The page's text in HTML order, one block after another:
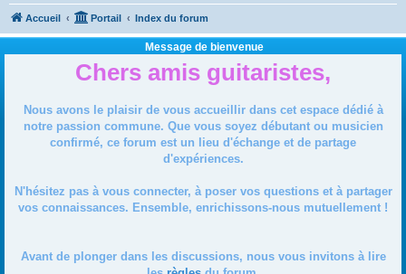
Accueil Portail Index du forum
Message de bienvenue
Chers amis guitaristes,
Nous avons le plaisir de vous accueillir dans cet espace dédié à
notre passion commune. Que vous soyez débutant ou musicien
confirmé, ce forum est un lieu d'échange et de partage
d'expériences.
N'hésitez pas à vous connecter, à poser vos questions et à partager
vos connaissances. Ensemble, enrichissons-nous mutuellement !
Avant de plonger dans les discussions, nous vous invitons à lire